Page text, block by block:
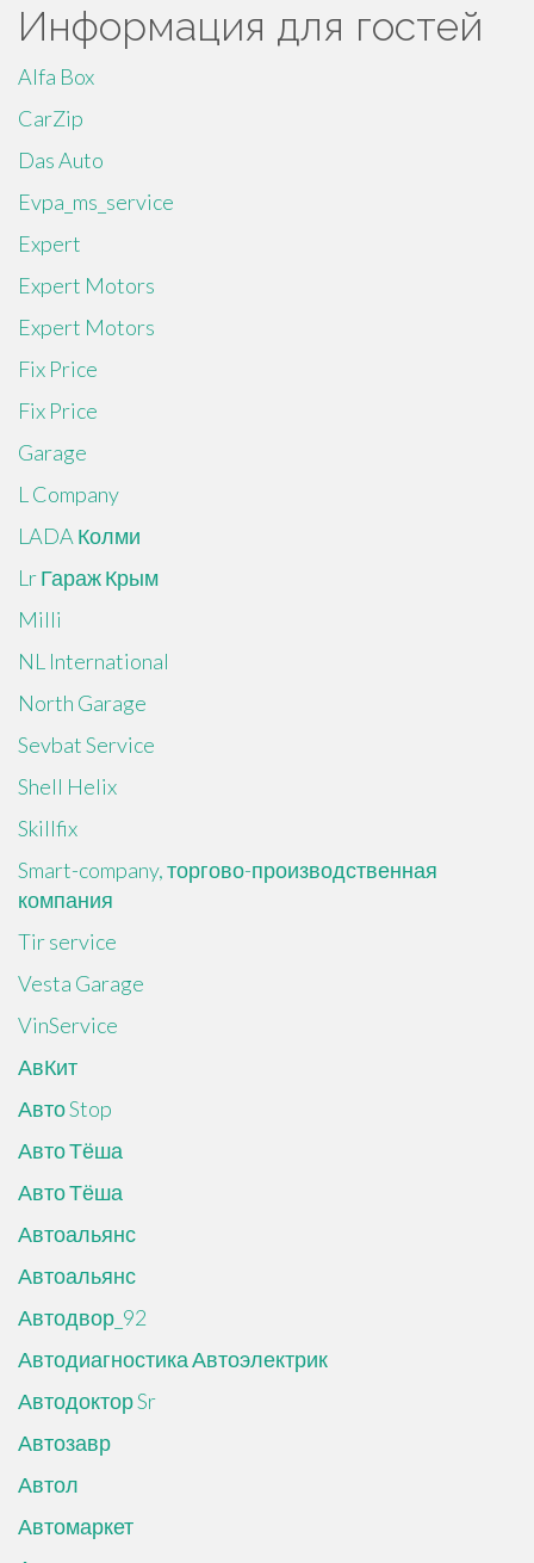
Информация для гостей
Alfa Box
CarZip
Das Auto
Evpa_ms_service
Expert
Expert Motors
Expert Motors
Fix Price
Fix Price
Garage
L Company
LADA Колми
Lr Гараж Крым
Milli
NL International
North Garage
Sevbat Service
Shell Helix
Skillfix
Smart-company, торгово-производственная
компания
Tir service
Vesta Garage
VinService
АвКит
Авто Stop
Авто Тёша
Авто Тёша
Автоальянс
Автоальянс
Автодвор_92
Автодиагностика Автоэлектрик
Автодоктор Sr
Автозавр
Автол
Автомаркет